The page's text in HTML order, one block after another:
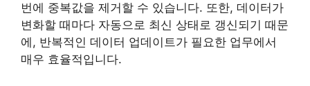
번에 중복값을 제거할 수 있습니다. 또한, 데이터가
변화할 때마다 자동으로 최신 상태로 갱신되기 때문
에, 반복적인 데이터 업데이트가 필요한 업무에서
매우 효율적입니다.